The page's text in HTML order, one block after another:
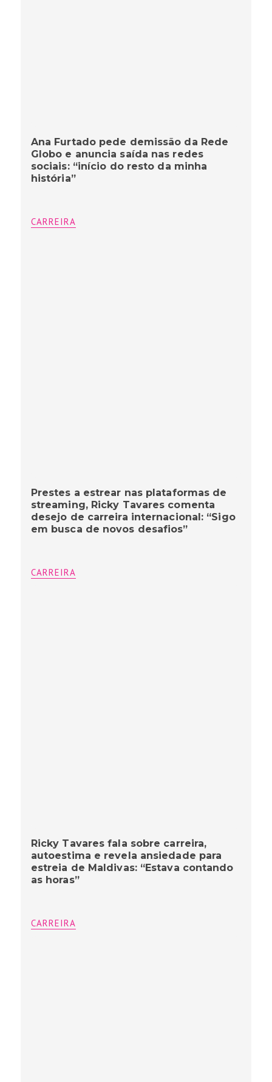
Ana Furtado pede demissão da Rede
Globo e anuncia saída nas redes
sociais: “início do resto da minha
história”
CARREIRA
Prestes a estrear nas plataformas de
streaming, Ricky Tavares comenta
desejo de carreira internacional: “Sigo
em busca de novos desafios”
CARREIRA
Ricky Tavares fala sobre carreira,
autoestima e revela ansiedade para
estreia de Maldivas: “Estava contando
as horas”
CARREIRA